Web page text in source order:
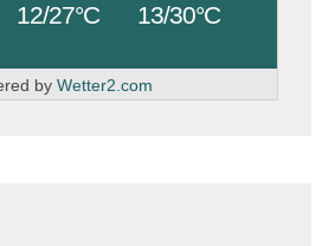
12/27°C 13/30°C
by Wetter2.com